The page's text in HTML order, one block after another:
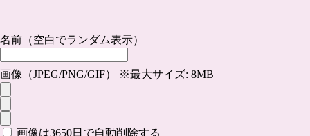
名前（空白でランダム表示）
画像（JPEG/PNG/GIF） ※最大サイズ: 8MB
画像は3650日で自動削除する